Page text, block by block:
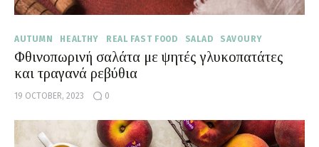
AUTUMN HEALTHY REAL FAST FOOD SALAD SAVOURY
Φθινοπωρινή σαλάτα με ψητές γλυκοπατάτες
και τραγανά ρεβύθια
19 OCTOBER, 2023 0